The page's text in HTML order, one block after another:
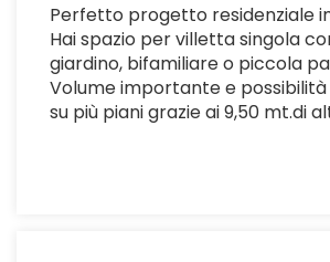
Perfetto progetto residenziale
Hai spazio per villetta singola
giardino, bifamiliare o piccola
Volume importante e
su più piani grazie ai 9,50 mt.di